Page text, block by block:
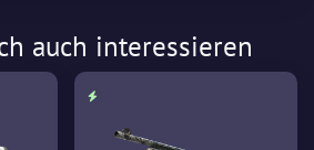
auch interessieren